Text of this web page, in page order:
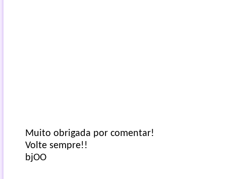
Muito obrigada por comentar!
Volte sempre!!
bjOO